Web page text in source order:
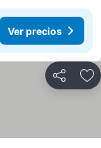
Ver precios
Compartir